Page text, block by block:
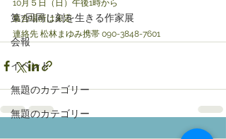
第7回同じ刻を生きる作家展
会報
イベント
無題のカテゴリー
無題のカテゴリー
10月５日（日）午後1時から
集合場所は未定
連絡先 松林まゆみ携帯 090-3848-7601